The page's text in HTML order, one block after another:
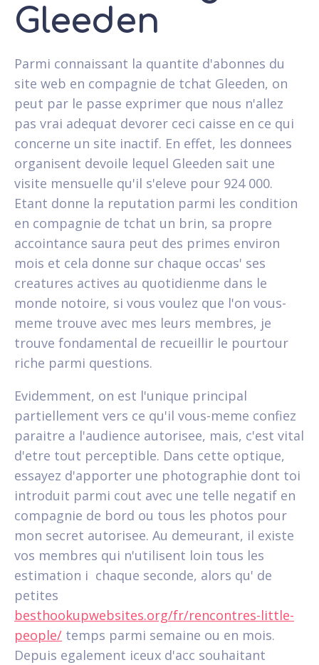
Gleeden
Parmi connaissant la quantite d'abonnes du
site web en compagnie de tchat Gleeden, on
peut par le passe exprimer que nous n'allez
pas vrai adequat devorer ceci caisse en ce qui
concerne un site inactif. En effet, les donnees
organisent devoile lequel Gleeden sait une
visite mensuelle qu'il s'eleve pour 924 000.
Etant donne la reputation parmi les condition
en compagnie de tchat un brin, sa propre
accointance saura peut des primes environ
mois et cela donne sur chaque occas' ses
creatures actives au quotidienme dans le
monde notoire, si vous voulez que l'on vous-
meme trouve avec mes leurs membres, je
trouve fondamental de recueillir le pourtour
riche parmi questions.
Evidemment, on est l'unique principal
partiellement vers ce qu'il vous-meme confiez
paraitre a l'audience autorisee, mais, c'est vital
d'etre tout perceptible. Dans cette optique,
essayez d'apporter une photographie dont toi
introduit parmi cout avec une telle negatif en
compagnie de bord ou tous les photos pour
mon secret autorisee. Au demeurant, il existe
vos membres qui n'utilisent loin tous les
estimation i chaque seconde, alors qu' de
petites
besthookupwebsites.org/fr/rencontres-little-
people/ temps parmi semaine ou en mois.
Depuis egalement iceux d'acc souhaitant